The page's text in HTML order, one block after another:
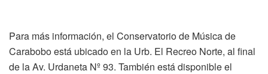
Para más información, el Conservatorio de Música de
Carabobo está ubicado en la Urb. El Recreo Norte, al final
de la Av. Urdaneta Nº 93. También está disponible el